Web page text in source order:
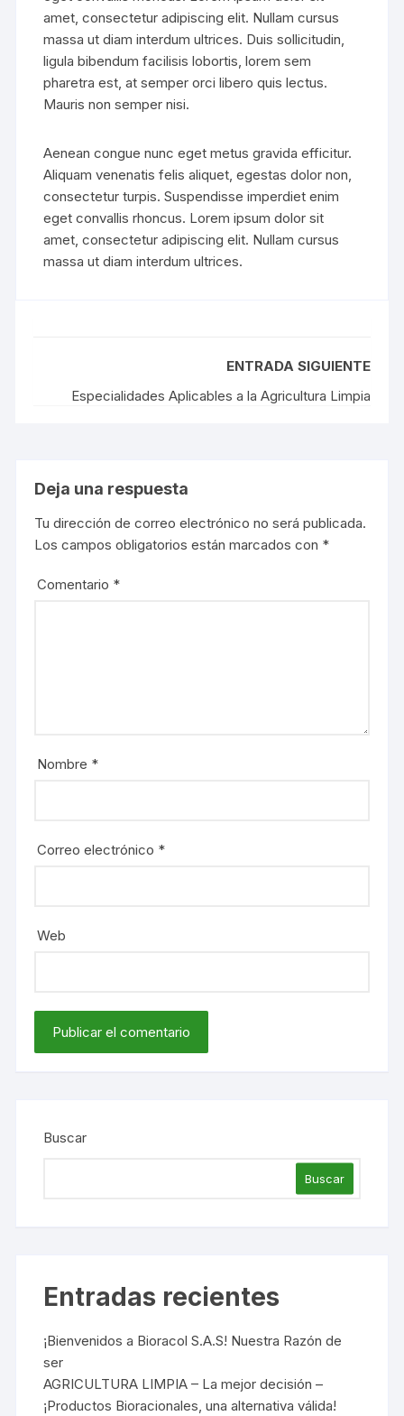
amet, consectetur adipiscing elit. Nullam cursus
massa ut diam interdum ultrices. Duis sollicitudin,
ligula bibendum facilisis lobortis, lorem sem
pharetra est, at semper orci libero quis lectus.
Mauris non semper nisi.
Aenean congue nunc eget metus gravida efficitur.
Aliquam venenatis felis aliquet, egestas dolor non,
consectetur turpis. Suspendisse imperdiet enim
eget convallis rhoncus. Lorem ipsum dolor sit
amet, consectetur adipiscing elit. Nullam cursus
massa ut diam interdum ultrices.
ENTRADA SIGUIENTE
Especialidades Aplicables a la Agricultura Limpia
Deja una respuesta
Tu dirección de correo electrónico no será publicada.
Los campos obligatorios están marcados con *
Comentario *
Nombre *
Correo electrónico *
Web
Buscar
Buscar
Entradas recientes
¡Bienvenidos a Bioracol S.A.S! Nuestra Razón de
ser
AGRICULTURA LIMPIA – La mejor decisión –
¡Productos Bioracionales, una alternativa válida!